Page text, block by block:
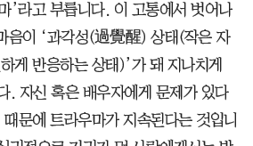
’라고 부릅니다. 이 고통에서 벗어나
음이 ‘과각성(過覺醒) 상태(작은 자
게 반응하는 상태)’가 돼 지나치게
. 자신 혹은 배우자에게 문제가 있다
문에 트라우마가 지속된다는 것입니